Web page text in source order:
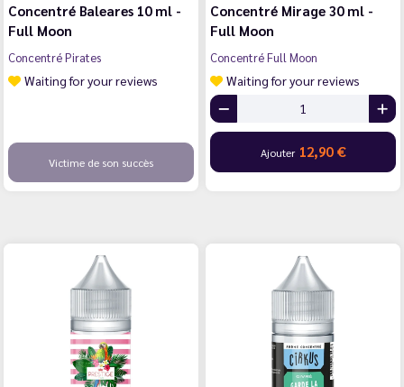
Concentré Baleares 10 ml -
Full Moon
Concentré Pirates
Waiting for your reviews
Victime de son succès
Concentré Mirage 30 ml -
Full Moon
Concentré Full Moon
Waiting for your reviews
Ajouter 12,90 €